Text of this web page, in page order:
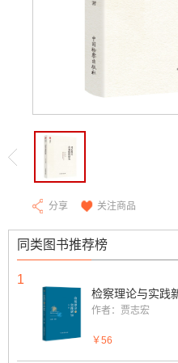
分享 关注商品
同类图书推荐榜
1
作者：贾志宏
￥56